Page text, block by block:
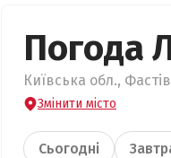
Погода
Київська обл.,
Змінити місто
Сьогодні